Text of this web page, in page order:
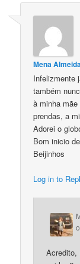
Mena
Infelizmente
também
à minha
prendas, a
Adorei o
Bom inicio
Beijinhos
Log in to
Acredito,